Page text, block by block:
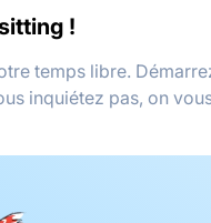
!
temps libre.
inquiétez pas, on